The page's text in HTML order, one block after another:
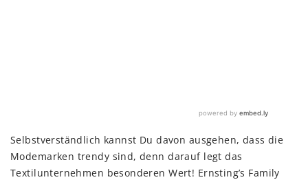
Selbstverständlich kannst Du davon ausgehen, dass die
Modemarken trendy sind, denn darauf legt das
Textilunternehmen besonderen Wert! Ernsting’s Family